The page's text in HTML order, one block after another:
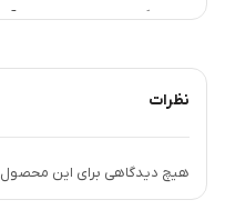
سازگار با انواع مو, موهای
نظرات
هیچ دیدگاهی برای این